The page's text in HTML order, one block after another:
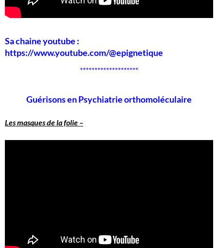
Sa chaine youtube :
https://www.youtube.com/@epignetique
********************
Guérisons en Psychiatrie orthomoléculaire
Les masques de la folie –